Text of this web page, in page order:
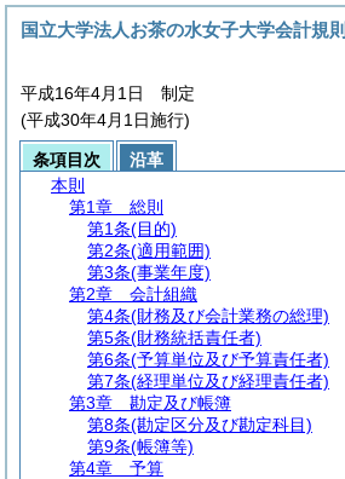
国立大学法人お茶の水女子大学会計規則
平成16年4月1日 制定
(平成30年4月1日施行)
条項目次
沿革
本則
第1章
総則
第1条(目的)
第2条(適用範囲)
第3条(事業年度)
第2章
会計組織
第4条(財務及び会計業務の総理)
第5条(財務統括責任者)
第6条(予算単位及び予算責任者)
第7条(経理単位及び経理責任者)
第3章
勘定及び帳簿
第8条(勘定区分及び勘定科目)
第9条(帳簿等)
第4章
予算